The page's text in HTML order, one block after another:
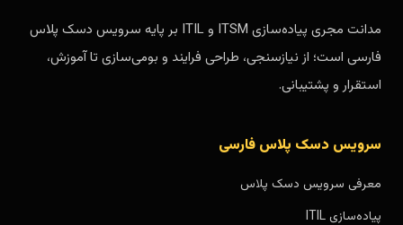
مدانت مجری پیاده‌سازی ITSM و ITIL بر پایه سرویس دسک پلاس
فارسی است؛ از نیازسنجی، طراحی فرایند و بومی‌سازی تا آموزش،
استقرار و پشتیبانی.
سرویس دسک پلاس فارسی
معرفی سرویس دسک پلاس
پیاده‌سازی ITIL